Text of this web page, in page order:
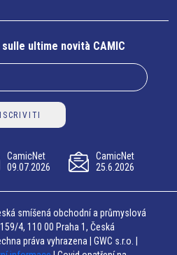
ultime novità CAMIC
ISCRIVITI
CamicNet
09.07.2026
CamicNet
25.6.2026
smíšená obchodní a průmyslová
4, 110 00 Praha 1, Česká
práva vyhrazena | GWC s.r.o. |